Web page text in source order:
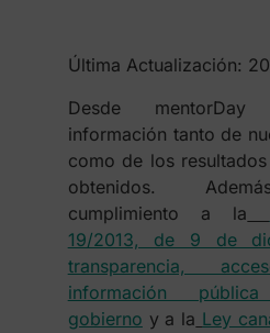
Última Actualización:
Desde mentorDay
información tanto de
como de los
obtenidos.
cumplimiento a la
19/2013, de 9 de
transparencia,
información
gobierno y a la Ley